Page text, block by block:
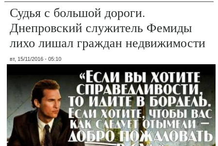
Судья с большой дороги.
Днепровский служитель Фемиды
лихо лишал граждан недвижимости
вт, 15/11/2016 - 05:10